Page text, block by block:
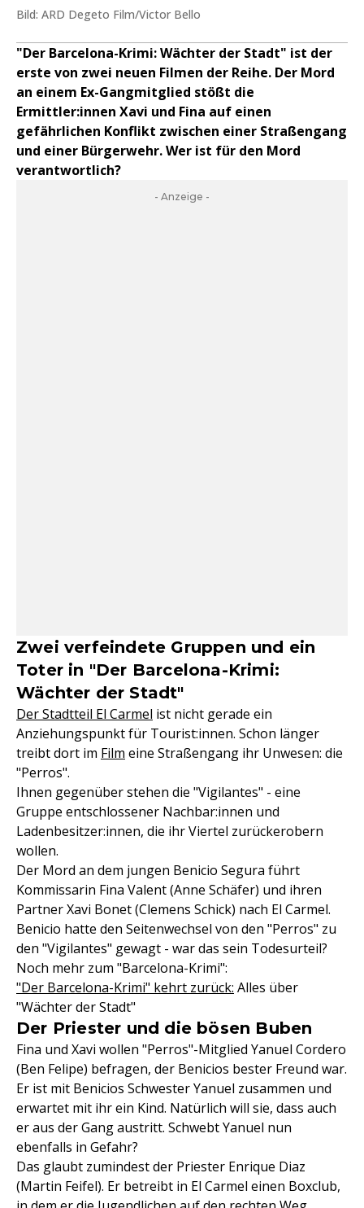
Bild: ARD Degeto Film/Victor Bello
"Der Barcelona-Krimi: Wächter der Stadt" ist der
erste von zwei neuen Filmen der Reihe. Der Mord
an einem Ex-Gangmitglied stößt die
Ermittler:innen Xavi und Fina auf einen
gefährlichen Konflikt zwischen einer Straßengang
und einer Bürgerwehr. Wer ist für den Mord
verantwortlich?
- Anzeige -
Zwei verfeindete Gruppen und ein
Toter in "Der Barcelona-Krimi:
Wächter der Stadt"
Der Stadtteil El Carmel ist nicht gerade ein
Anziehungspunkt für Tourist:innen. Schon länger
treibt dort im Film eine Straßengang ihr Unwesen: die
"Perros".
Ihnen gegenüber stehen die "Vigilantes" - eine
Gruppe entschlossener Nachbar:innen und
Ladenbesitzer:innen, die ihr Viertel zurückerobern
wollen.
Der Mord an dem jungen Benicio Segura führt
Kommissarin Fina Valent (Anne Schäfer) und ihren
Partner Xavi Bonet (Clemens Schick) nach El Carmel.
Benicio hatte den Seitenwechsel von den "Perros" zu
den "Vigilantes" gewagt - war das sein Todesurteil?
Noch mehr zum "Barcelona-Krimi":
"Der Barcelona-Krimi" kehrt zurück: Alles über
"Wächter der Stadt"
Der Priester und die bösen Buben
Fina und Xavi wollen "Perros"-Mitglied Yanuel Cordero
(Ben Felipe) befragen, der Benicios bester Freund war.
Er ist mit Benicios Schwester Yanuel zusammen und
erwartet mit ihr ein Kind. Natürlich will sie, dass auch
er aus der Gang austritt. Schwebt Yanuel nun
ebenfalls in Gefahr?
Das glaubt zumindest der Priester Enrique Diaz
(Martin Feifel). Er betreibt in El Carmel einen Boxclub,